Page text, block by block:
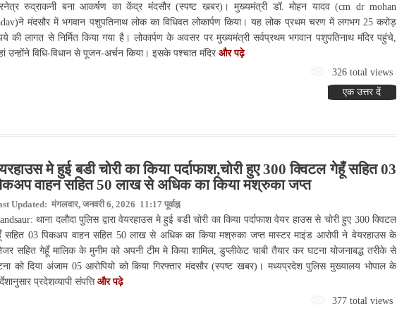
रुद्राकनी बना आकर्षण का केंद्र मंदसौर (स्पष्ट खबर)। मुख्यमंत्री डॉ. मोहन यादव (cm dr mohan
मंदसौर में भगवान पशुपतिनाथ लोक का विधिवत लोकार्पण किया। यह लोक प्रथम चरण में लगभग 25 करोड़
की लागत से निर्मित किया गया है। लोकार्पण के अवसर पर मुख्यमंत्री सर्वप्रथम भगवान पशुपतिनाथ मंदिर पहुंचे,
उन्होंने विधि-विधान से पूजन-अर्चन किया। इसके पश्चात मंदिर और पढ़े
326 total views
एक उत्तर दें
मे हुई बडी चोरी का किया पर्दाफाश,चोरी हुए 300 क्विटल गेहूँ सहित 03
वाहन सहित 50 लाख से अधिक का किया मश्रुका जप्त
Updated: मंगलवार, जनवरी 6, 2026 11:17 पूर्वाह्न
थाना दलौदा पुलिस द्वारा वेयरहाउस मे हुई बडी चोरी का किया पर्दाफाश वेयर हाउस से चोरी हुए 300 क्विटल
सहित 03 पिकअप वाहन सहित 50 लाख से अधिक का किया मश्रुका जप्त मास्टर माइंड आरोपी ने वेयरहाउस के
सहित गेहूँ मालिक के मुनीम को अपनी टीम मे किया शामिल, डुप्लीकेट चाबी तैयार कर घटना योजनाबद्ध तरीके से
को दिया अंजाम 05 आरोपियो को किया गिरफ्तार मंदसौर (स्पष्ट खबर)। मध्यप्रदेश पुलिस मुख्यालय भोपाल के
प्रदेशव्यापी संपत्ति और पढ़े
377 total views